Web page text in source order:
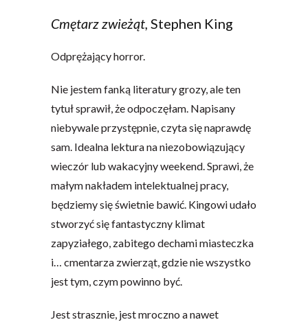
Cmętarz zwieżąt, Stephen King
Odprężający horror.
Nie jestem fanką literatury grozy, ale ten
tytuł sprawił, że odpoczęłam. Napisany
niebywale przystępnie, czyta się naprawdę
sam. Idealna lektura na niezobowiązujący
wieczór lub wakacyjny weekend. Sprawi, że
małym nakładem intelektualnej pracy,
będziemy się świetnie bawić. Kingowi udało
stworzyć się fantastyczny klimat
zapyziałego, zabitego dechami miasteczka
i… cmentarza zwierząt, gdzie nie wszystko
jest tym, czym powinno być.
Jest strasznie, jest mroczno a nawet